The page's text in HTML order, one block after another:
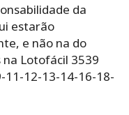
da
estarão
e não na do
Lotofácil 3539
12-13-14-16-18-